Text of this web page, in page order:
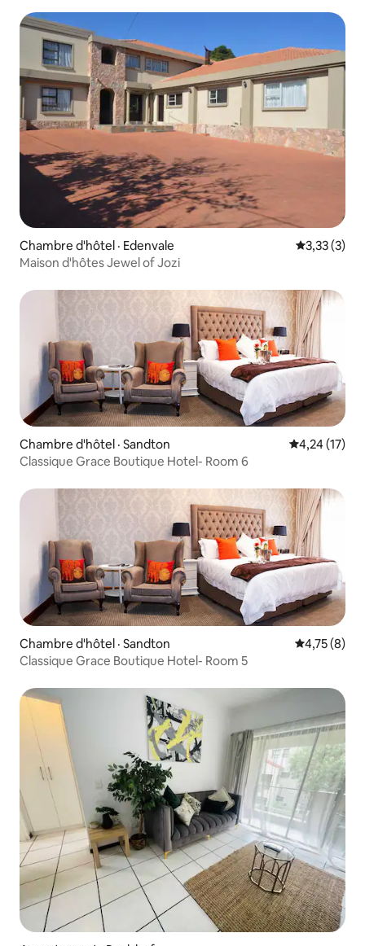
Chambre d'hôtel · Edenvale Note
3,33 (3)
Maison d'hôtes Jewel of Jozi
Chambre d'hôtel · Sandton Note
4,24 (17)
Classique Grace Boutique Hotel- Room 6
Chambre d'hôtel · Sandton Note
4,75 (8)
Classique Grace Boutique Hotel- Room 5